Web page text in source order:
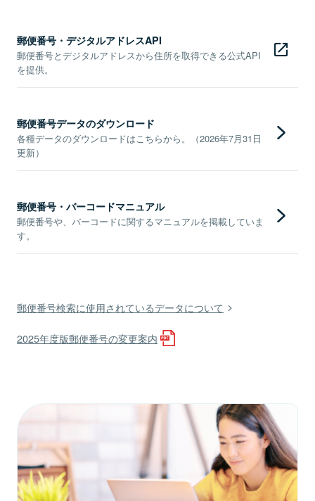
郵便番号・デジタルアドレスAPI
郵便番号とデジタルアドレスから住所を取得できる公式API
を提供。
郵便番号データのダウンロード
各種データのダウンロードはこちらから。（2026年7月31日
更新）
郵便番号・バーコードマニュアル
郵便番号や、バーコードに関するマニュアルを掲載していま
す。
郵便番号検索に使用されているデータについて
2025年度版郵便番号の変更案内